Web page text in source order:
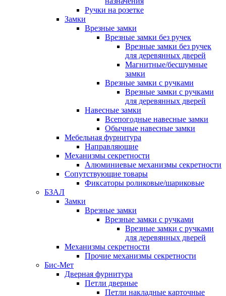
Ручки на розетке
Замки
Врезные замки
Врезные замки без ручек
Врезные замки без ручек
для деревянных дверей
Магнитные/бесшумные
замки
Врезные замки с ручками
Врезные замки с ручками
для деревянных дверей
Навесные замки
Всепогодные навесные замки
Обычные навесные замки
Мебельная фурнитура
Направляющие
Механизмы секретности
Алюминиевые механизмы секретности
Сопутствующие товары
Фиксаторы роликовые/шариковые
БЗАЛ
Замки
Врезные замки
Врезные замки с ручками
Врезные замки с ручками
для деревянных дверей
Механизмы секретности
Прочие механизмы секретности
Бис-Мет
Дверная фурнитура
Петли дверные
Петли накладные карточные